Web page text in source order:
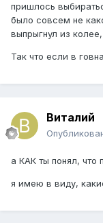
пришлось
было совсем не
выпрыгнул из
Так что если в
Виталий
а КАК ты понял, что
я имею в виду,